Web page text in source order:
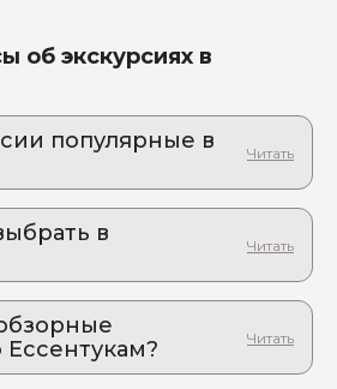
об экскурсиях в
популярные в
привкусом минералки
для всей семьи: азарт
дети забудут про “скучно”!
на Домбай, Сырные пещеры
Ессентуков
которое заставит
чаще!
в